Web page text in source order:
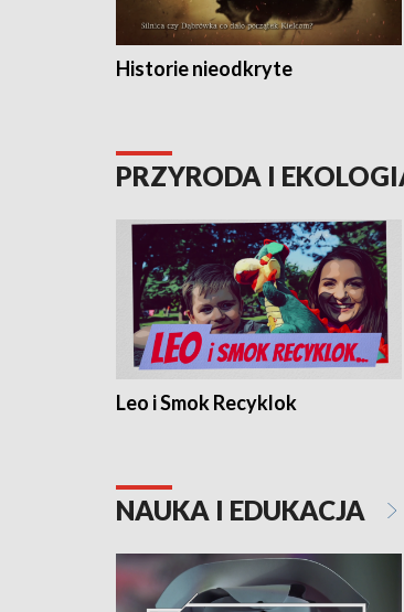
Historie nieodkryte
PRZYRODA I
Leo i Smok Recyklok
NAUKA I EDUKACJA